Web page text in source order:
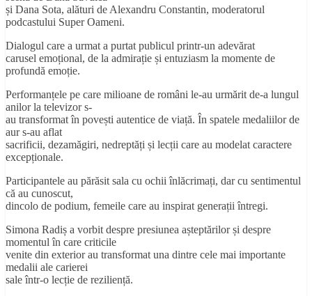
și Dana Sota, alături de Alexandru Constantin, moderatorul
podcastului Super Oameni.
Dialogul care a urmat a purtat publicul printr-un adevărat
carusel emoțional, de la admirație și entuziasm la momente de
profundă emoție.
Performanțele pe care milioane de români le-au urmărit de-a lungul
anilor la televizor s-
au transformat în povești autentice de viață. În spatele medaliilor de
aur s-au aflat
sacrificii, dezamăgiri, nedreptăți și lecții care au modelat caractere
excepționale.
Participantele au părăsit sala cu ochii înlăcrimați, dar cu sentimentul
că au cunoscut,
dincolo de podium, femeile care au inspirat generații întregi.
Simona Radiș a vorbit despre presiunea așteptărilor și despre
momentul în care criticile
venite din exterior au transformat una dintre cele mai importante
medalii ale carierei
sale într-o lecție de reziliență.